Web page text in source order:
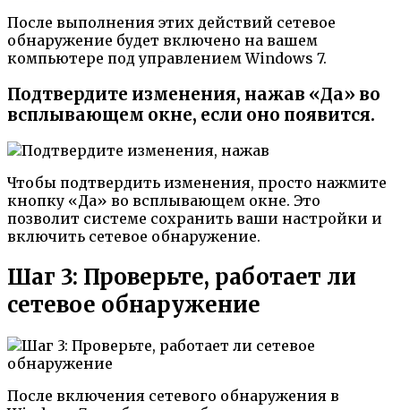
После выполнения этих действий сетевое
обнаружение будет включено на вашем
компьютере под управлением Windows 7.
Подтвердите изменения, нажав «Да» во
всплывающем окне, если оно появится.
Чтобы подтвердить изменения, просто нажмите
кнопку «Да» во всплывающем окне. Это
позволит системе сохранить ваши настройки и
включить сетевое обнаружение.
Шаг 3: Проверьте, работает ли
сетевое обнаружение
После включения сетевого обнаружения в